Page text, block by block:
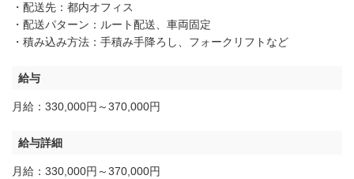
・配送先：都内オフィス
・配送パターン：ルート配送、車両固定
・積み込み方法：手積み手降ろし、フォークリフトなど
給与
月給：330,000円～370,000円
給与詳細
月給：330,000円～370,000円